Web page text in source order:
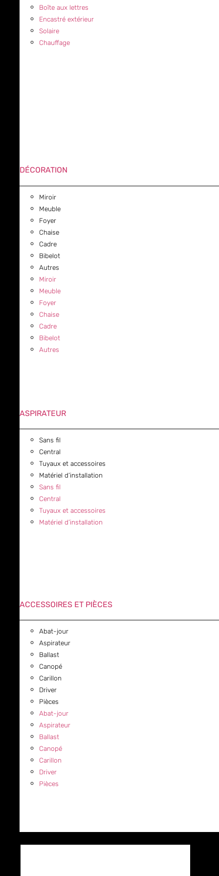
Boîte aux lettres
Encastré extérieur
Solaire
Chauffage
DÉCORATION
Miroir
Meuble
Foyer
Chaise
Cadre
Bibelot
Autres
Miroir
Meuble
Foyer
Chaise
Cadre
Bibelot
Autres
ASPIRATEUR
Sans fil
Central
Tuyaux et accessoires
Matériel d’installation
Sans fil
Central
Tuyaux et accessoires
Matériel d’installation
ACCESSOIRES ET PIÈCES
Abat-jour
Aspirateur
Ballast
Canopé
Carillon
Driver
Pièces
Abat-jour
Aspirateur
Ballast
Canopé
Carillon
Driver
Pièces